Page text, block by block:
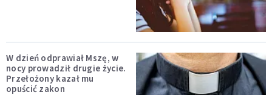
W dzień odprawiał Mszę, w
nocy prowadził drugie życie.
Przełożony kazał mu
opuścić zakon